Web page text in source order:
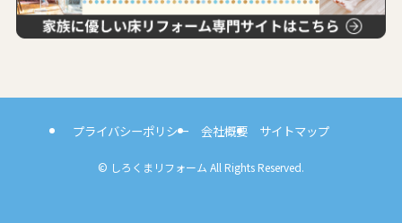
プライバシーポリシー 会社概要 サイトマップ
© しろくまリフォーム All Rights Reserved.